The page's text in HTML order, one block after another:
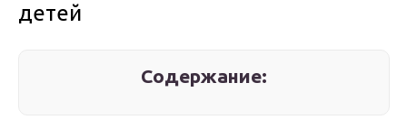
детей
Содержание: